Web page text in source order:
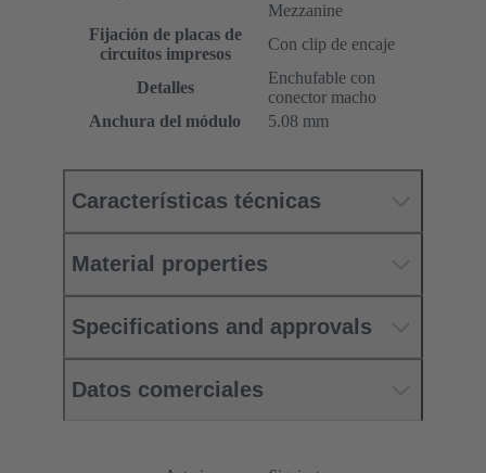
Mezzanine
Fijación de placas de
circuitos impresos
Con clip de encaje
Detalles
Enchufable con
conector macho
Anchura del módulo
5.08 mm
Características técnicas
Material properties
Specifications and approvals
Datos comerciales